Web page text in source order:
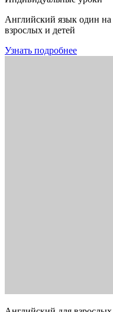
Английский язык один на
взрослых и детей
Узнать подробнее